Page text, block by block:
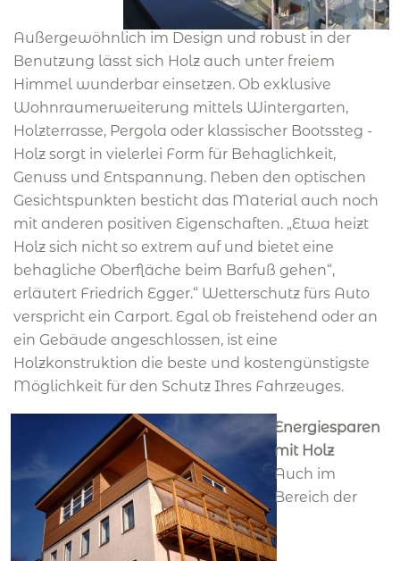
Außergewöhnlich im Design und robust in der
Benutzung lässt sich Holz auch unter freiem
Himmel wunderbar einsetzen. Ob exklusive
Wohnraumerweiterung mittels Wintergarten,
Holzterrasse, Pergola oder klassischer Bootssteg -
Holz sorgt in vielerlei Form für Behaglichkeit,
Genuss und Entspannung. Neben den optischen
Gesichtspunkten besticht das Material auch noch
mit anderen positiven Eigenschaften. „Etwa heizt
Holz sich nicht so extrem auf und bietet eine
behagliche Oberfläche beim Barfuß gehen“,
erläutert Friedrich Egger.“ Wetterschutz fürs Auto
verspricht ein Carport. Egal ob freistehend oder an
ein Gebäude angeschlossen, ist eine
Holzkonstruktion die beste und kostengünstigste
Möglichkeit für den Schutz Ihres Fahrzeuges.
Energiesparen
mit Holz
Auch im
Bereich der